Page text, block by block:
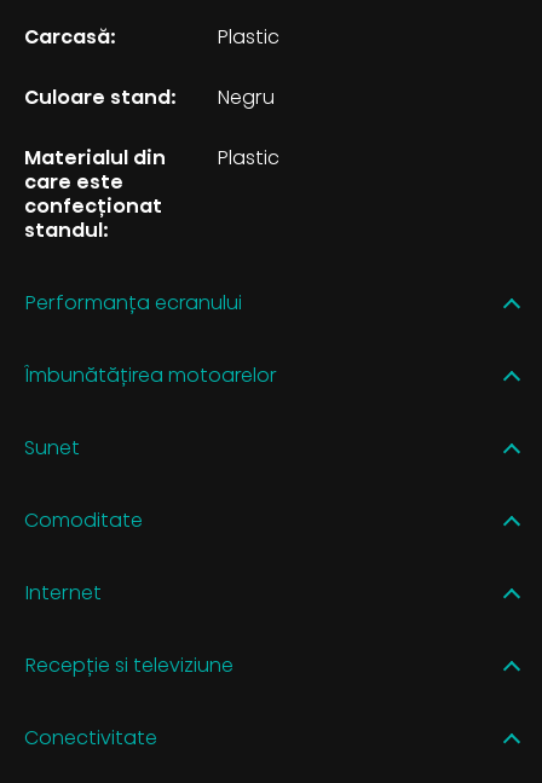
Carcasă: Plastic
Culoare stand: Negru
Materialul din
care este
confecționat
standul:
Plastic
Performanța ecranului
Îmbunătățirea motoarelor
Sunet
Comoditate
Internet
Recepție si televiziune
Conectivitate